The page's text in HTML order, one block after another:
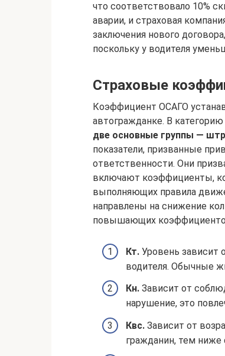
что соответствовало 10%
аварии, и страховая
заключения нового
поскольку у водителя
Страховые
Коэффициент ОСАГО
автогражданке. В
две основные группы —
показатели, призванные
ответственности. Они
включают коэффициенты,
выполняющих правила
направлены на снижение
повышающих
Кт. Уровень зависит
водителя. Обычные
Кн. Зависит от
нарушение, это
Квс. Зависит от
гражданин, тем